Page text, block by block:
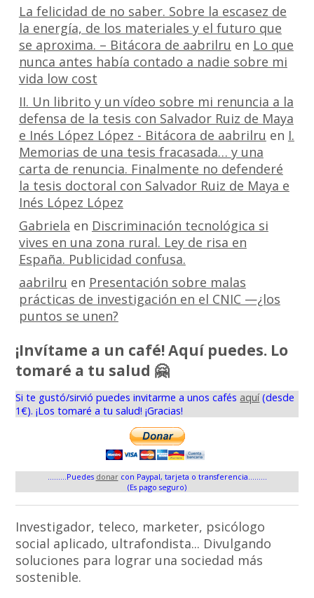
La felicidad de no saber. Sobre la escasez de
la energía, de los materiales y el futuro que
se aproxima. – Bitácora de aabrilru en Lo que
nunca antes había contado a nadie sobre mi
vida low cost
II. Un librito y un vídeo sobre mi renuncia a la
defensa de la tesis con Salvador Ruiz de Maya
e Inés López López - Bitácora de aabrilru en I.
Memorias de una tesis fracasada… y una
carta de renuncia. Finalmente no defenderé
la tesis doctoral con Salvador Ruiz de Maya e
Inés López López
Gabriela en Discriminación tecnológica si
vives en una zona rural. Ley de risa en
España. Publicidad confusa.
aabrilru en Presentación sobre malas
prácticas de investigación en el CNIC —¿los
puntos se unen?
¡Invítame a un café! Aquí puedes. Lo
tomaré a tu salud 🤗
Si te gustó/sirvió puedes invitarme a unos cafés aquí(desde
1€). ¡Los tomaré a tu salud! ¡Gracias!
.........Puedes donarcon Paypal, tarjeta o transferencia.........
(Es pago seguro)
Investigador, teleco, marketer, psicólogo
social aplicado, ultrafondista... Divulgando
soluciones para lograr una sociedad más
sostenible.